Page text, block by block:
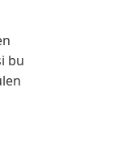
bu